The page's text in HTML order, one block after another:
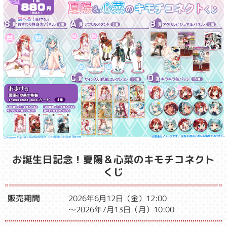
お誕生日記念！夏陽＆心菜のキモチコネクト
くじ
販売期間 2026年6月12日（金）12:00
～2026年7月13日（月）10:00